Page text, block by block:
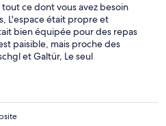
ce dont vous avez besoin
L'espace était propre et
bien équipée pour des repas
paisible, mais proche des
et Galtür, Le seul
apprécié, Dans l'ensemble, une